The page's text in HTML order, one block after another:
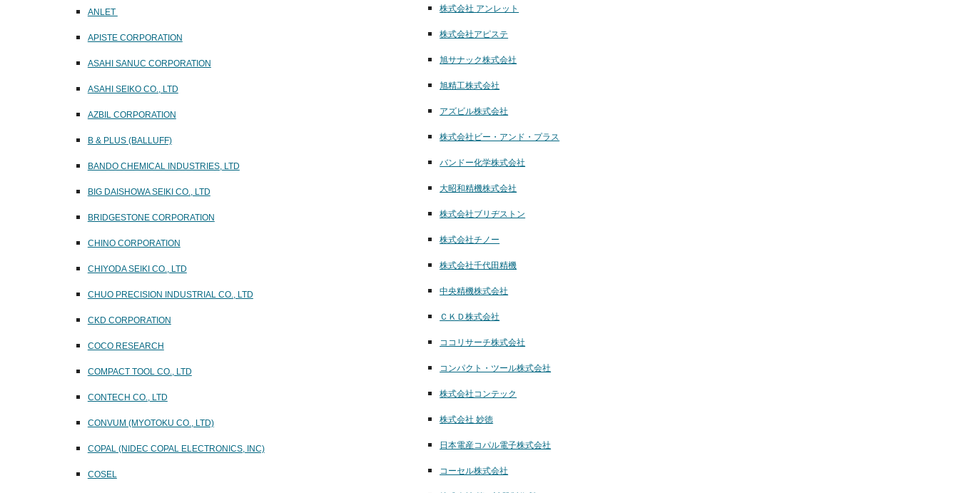
ANLET
APISTE CORPORATION
ASAHI SANUC CORPORATION
ASAHI SEIKO CO., LTD
AZBIL CORPORATION
B & PLUS (BALLUFF)
BANDO CHEMICAL INDUSTRIES, LTD
BIG DAISHOWA SEIKI CO., LTD
BRIDGESTONE CORPORATION
CHINO CORPORATION
CHIYODA SEIKI CO., LTD
CHUO PRECISION INDUSTRIAL CO., LTD
CKD CORPORATION
COCO RESEARCH
COMPACT TOOL CO., LTD
CONTECH CO., LTD
CONVUM (MYOTOKU CO., LTD)
COPAL (NIDEC COPAL ELECTRONICS, INC)
COSEL
株式会社 アンレット
株式会社アピステ
旭サナック株式会社
旭精工株式会社
アズビル株式会社
株式会社ビー・アンド・プラス
バンドー化学株式会社
大昭和精機株式会社
株式会社ブリヂストン
株式会社チノー
株式会社千代田精機
中央精機株式会社
ＣＫＤ株式会社
ココリサーチ株式会社
コンパクト・ツール株式会社
株式会社コンテック
株式会社 妙徳
日本電産コパル電子株式会社
コーセル株式会社